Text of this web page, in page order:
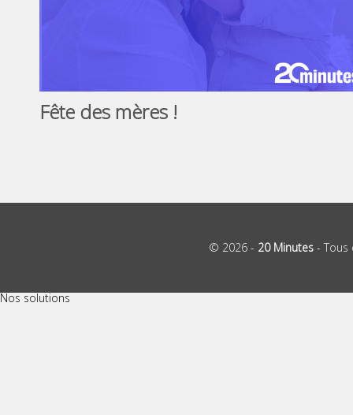
Fête des mères !
© 2026 - 20 Minutes -
Nos solutions